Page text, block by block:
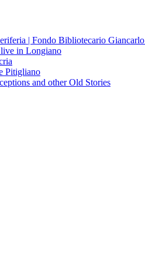
| Fondo Bibliotecario
in Longiano
Pitigliano
and other Old Stories